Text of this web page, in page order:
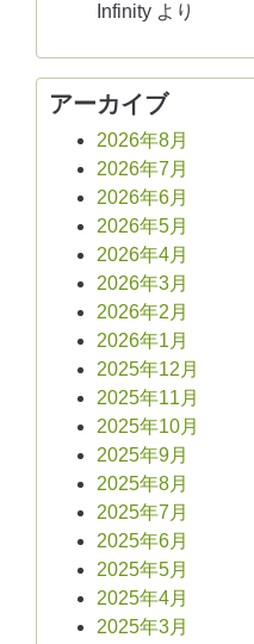
Infinity より
アーカイブ
2026年8月
2026年7月
2026年6月
2026年5月
2026年4月
2026年3月
2026年2月
2026年1月
2025年12月
2025年11月
2025年10月
2025年9月
2025年8月
2025年7月
2025年6月
2025年5月
2025年4月
2025年3月